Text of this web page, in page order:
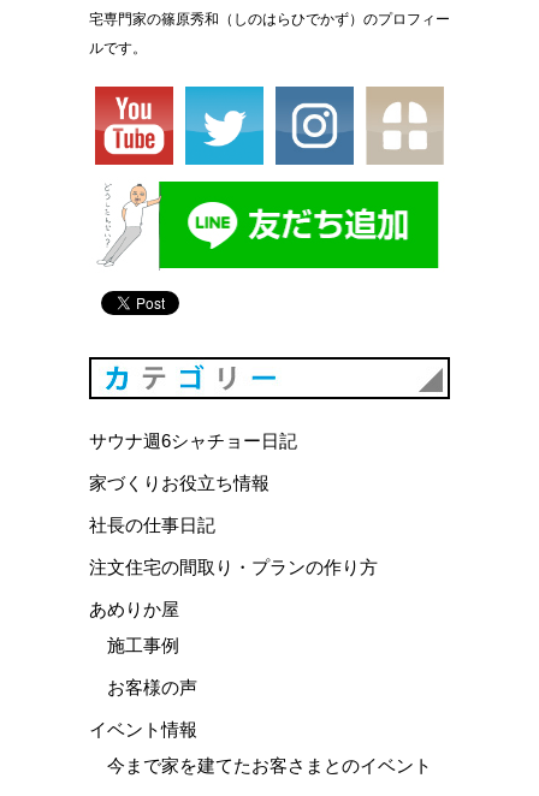
宅専門家の篠原秀和（しのはらひでかず）のプロフィー
ルです。
サウナ週6シャチョー日記
家づくりお役立ち情報
社長の仕事日記
注文住宅の間取り・プランの作り方
あめりか屋
施工事例
お客様の声
イベント情報
今まで家を建てたお客さまとのイベント